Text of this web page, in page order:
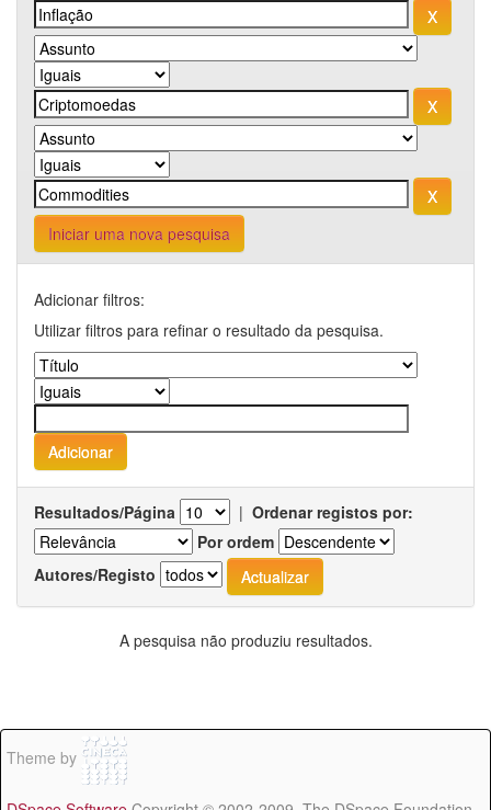
Iniciar uma nova pesquisa
Adicionar filtros:
Utilizar filtros para refinar o resultado da pesquisa.
Resultados/Página | Ordenar registos por:
Por ordem
Autores/Registo
A pesquisa não produziu resultados.
Theme by